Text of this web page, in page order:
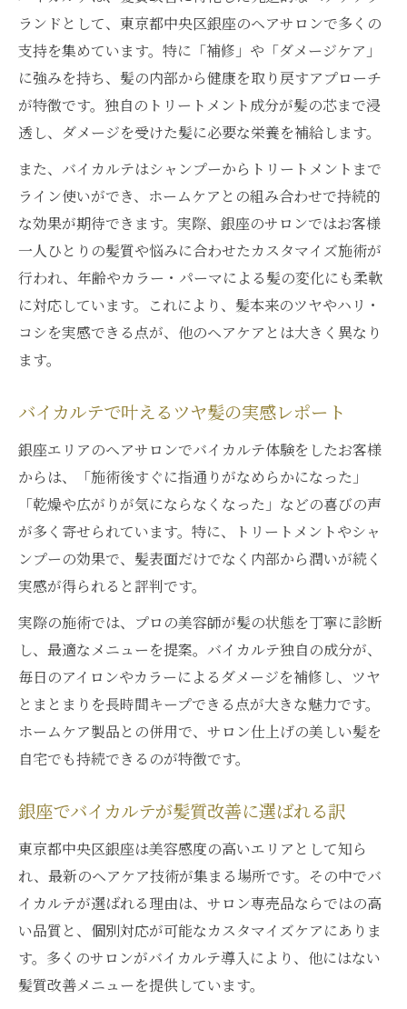
ランドとして、東京都中央区銀座のヘアサロンで多くの
支持を集めています。特に「補修」や「ダメージケア」
に強みを持ち、髪の内部から健康を取り戻すアプローチ
が特徴です。独自のトリートメント成分が髪の芯まで浸
透し、ダメージを受けた髪に必要な栄養を補給します。
また、バイカルテはシャンプーからトリートメントまで
ライン使いができ、ホームケアとの組み合わせで持続的
な効果が期待できます。実際、銀座のサロンではお客様
一人ひとりの髪質や悩みに合わせたカスタマイズ施術が
行われ、年齢やカラー・パーマによる髪の変化にも柔軟
に対応しています。これにより、髪本来のツヤやハリ・
コシを実感できる点が、他のヘアケアとは大きく異なり
ます。
バイカルテで叶えるツヤ髪の実感レポート
銀座エリアのヘアサロンでバイカルテ体験をしたお客様
からは、「施術後すぐに指通りがなめらかになった」
「乾燥や広がりが気にならなくなった」などの喜びの声
が多く寄せられています。特に、トリートメントやシャ
ンプーの効果で、髪表面だけでなく内部から潤いが続く
実感が得られると評判です。
実際の施術では、プロの美容師が髪の状態を丁寧に診断
し、最適なメニューを提案。バイカルテ独自の成分が、
毎日のアイロンやカラーによるダメージを補修し、ツヤ
とまとまりを長時間キープできる点が大きな魅力です。
ホームケア製品との併用で、サロン仕上げの美しい髪を
自宅でも持続できるのが特徴です。
銀座でバイカルテが髪質改善に選ばれる訳
東京都中央区銀座は美容感度の高いエリアとして知ら
れ、最新のヘアケア技術が集まる場所です。その中でバ
イカルテが選ばれる理由は、サロン専売品ならではの高
い品質と、個別対応が可能なカスタマイズケアにありま
す。多くのサロンがバイカルテ導入により、他にはない
髪質改善メニューを提供しています。